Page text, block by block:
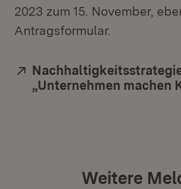
2023 zum 15. November,
Antragsformular.
Extern:
„Unternehmen machen
Weitere